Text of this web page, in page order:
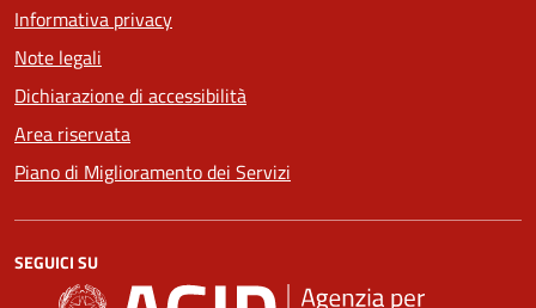
Informativa privacy
Note legali
Dichiarazione di accessibilità
Area riservata
Piano di Miglioramento dei Servizi
SEGUICI SU